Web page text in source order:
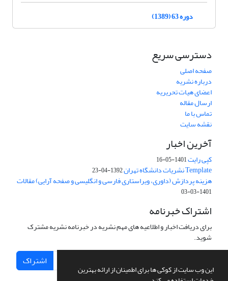
این وب سایت از کوکی ها برای اطمینان از ارائه بهترین
دوره 63 (1389)
دسترسی سریع
صفحه اصلی
درباره نشریه
اعضای هیات تحریریه
ارسال مقاله
تماس با ما
نقشه سایت
آخرین اخبار
کپی رایت1401-05-16
Template نشریات دانشگاه تهران 1392-04-23
هزینه پردازش (داوری، ویراستاری فارسی و انگلیسی و صفحه آرایی) مقالات
1401-03-03
اشتراک خبرنامه
برای دریافت اخبار و اطلاعیه های مهم نشریه در خبرنامه نشریه مشترک
شوید.
اشتراک